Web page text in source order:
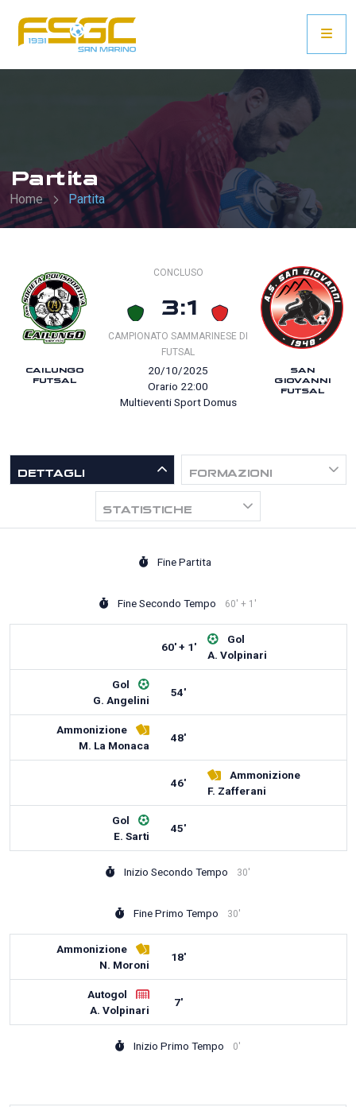
Partita
Home Partita
CONCLUSO
3:1
CAMPIONATO SAMMARINESE DI
FUTSAL
20/10/2025
Orario 22:00
Multieventi Sport Domus
DETTAGLI FORMAZIONI
STATISTICHE
Fine Partita
Fine Secondo Tempo 60' + 1'
60' + 1'
Gol
A. Volpinari
Gol
G. Angelini
54'
Ammonizione
M. La Monaca
48'
46'
Ammonizione
F. Zafferani
Gol
E. Sarti
45'
Inizio Secondo Tempo 30'
Fine Primo Tempo 30'
Ammonizione
N. Moroni
18'
Autogol
A. Volpinari
7'
Inizio Primo Tempo 0'